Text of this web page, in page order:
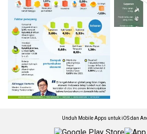
Unduh Mobile Apps untuk iOS dan